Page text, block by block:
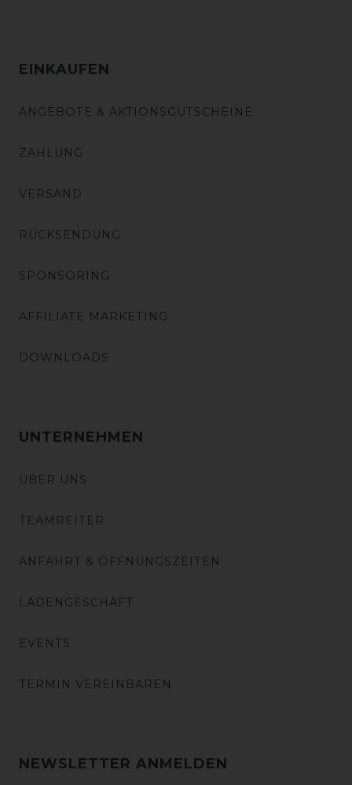
EINKAUFEN
ANGEBOTE & AKTIONSGUTSCHEINE
ZAHLUNG
VERSAND
RÜCKSENDUNG
SPONSORING
AFFILIATE MARKETING
DOWNLOADS
UNTERNEHMEN
ÜBER UNS
TEAMREITER
ANFAHRT & ÖFFNUNGSZEITEN
LADENGESCHÄFT
EVENTS
TERMIN VEREINBAREN
NEWSLETTER ANMELDEN